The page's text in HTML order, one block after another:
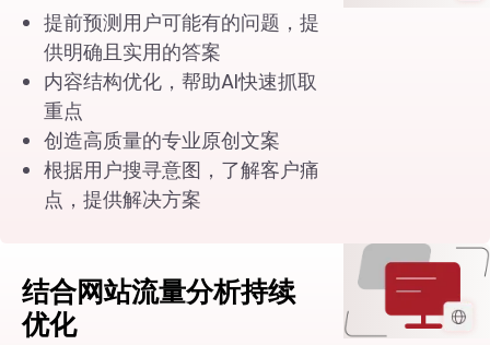
提前预测用户可能有的问题，提
供明确且实用的答案
内容结构优化，帮助AI快速抓取
重点
创造高质量的专业原创文案
根据用户搜寻意图，了解客户痛
点，提供解决方案
结合网站流量分析持续
优化